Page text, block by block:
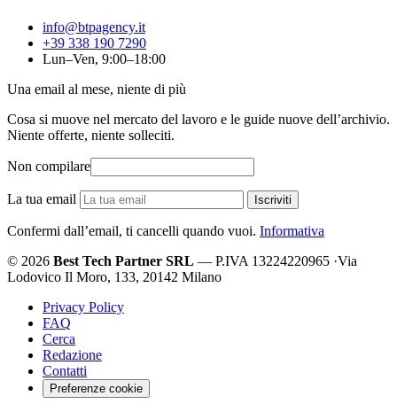
info@btpagency.it
+39 338 190 7290
Lun–Ven, 9:00–18:00
Una email al mese, niente di più
Cosa si muove nel mercato del lavoro e le guide nuove dell’archivio.
Niente offerte, niente solleciti.
Non compilare
La tua email Iscriviti
Confermi dall’email, ti cancelli quando vuoi. Informativa
© 2026 Best Tech Partner SRL — P.IVA 13224220965 ·Via
Lodovico Il Moro, 133, 20142 Milano
Privacy Policy
FAQ
Cerca
Redazione
Contatti
Preferenze cookie